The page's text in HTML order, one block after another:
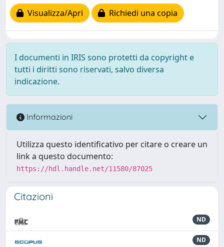
Visualizza/Apri
Richiedi una copia
I documenti in IRIS sono protetti da copyright e
tutti i diritti sono riservati, salvo diversa
indicazione.
Informazioni
Utilizza questo identificativo per citare o creare un
link a questo documento:
https://hdl.handle.net/11580/87025
Citazioni
ND
ND